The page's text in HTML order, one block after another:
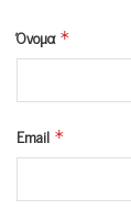
Όνομα *
Email *